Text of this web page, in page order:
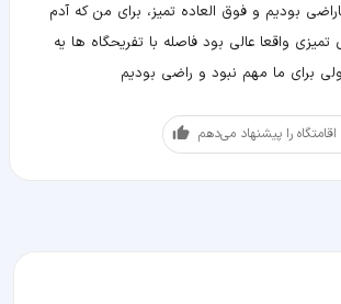
بودیم و فوق العاده تمیز، برای من که آدم
واقعا عالی بود فاصله با تفریحگاه ها یه
برای ما مهم نبود و راضی بودیم
را پیشنهاد می‌دهم